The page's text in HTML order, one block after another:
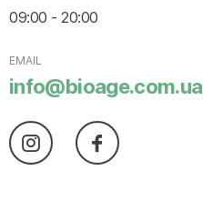
09:00 - 20:00
EMAIL
info@bioage.com.ua